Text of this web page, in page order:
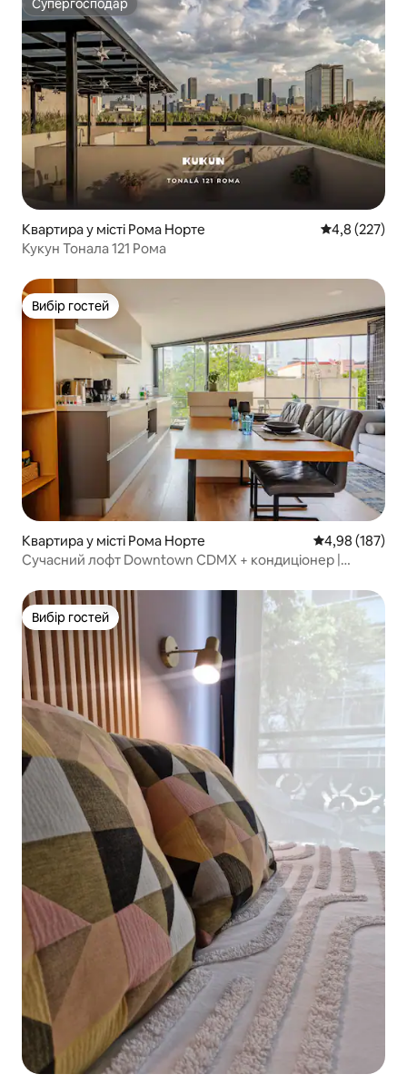
Супергосподар
Супергосподар
Квартира у місті Рома Норте Середня
4,8 (227)
Кукун Тонала 121 Рома
Вибір гостей
Вибір гостей
Квартира у місті Рома Норте Середня
4,98 (187)
Сучасний лофт Downtown CDMX + кондиціонер |
Вибір гостей
Вибір гостей